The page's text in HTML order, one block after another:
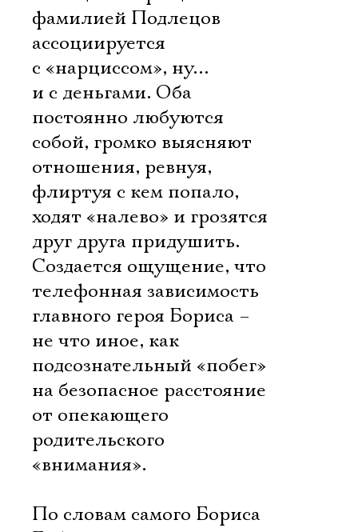
фамилией Подлецов
ассоциируется
с «нарциссом», ну…
и с деньгами. Оба
постоянно любуются
собой, громко выясняют
отношения, ревнуя,
флиртуя с кем попало,
ходят «налево» и грозятся
друг друга придушить.
Создается ощущение, что
телефонная зависимость
главного героя Бориса –
не что иное, как
подсознательный «побег»
на безопасное расстояние
от опекающего
родительского
«внимания».
По словам самого Бориса